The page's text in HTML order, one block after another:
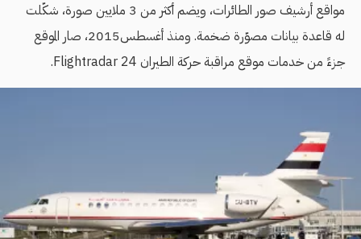
مواقع أرشيف صور الطائرات، ويضم أكثر من 3 ملايين صورة، شكّلت
له قاعدة بيانات مصوّرة ضخمة. ومنذ أغسطس2015، صار الموقع
جزءً من خدمات موقع مراقبة حركة الطيران Flightradar 24.